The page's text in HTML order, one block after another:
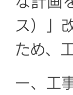
ス）」
ため、
一、工